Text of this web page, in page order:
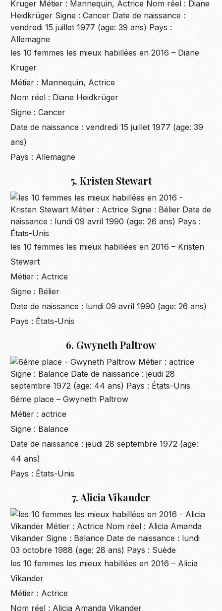
les 10 femmes les mieux habillées en 2016 – Diane
Kruger
Métier : Mannequin, Actrice
Nom réel : Diane Heidkrüger
Signe : Cancer
Date de naissance : vendredi 15 juillet 1977 (age: 39
ans)
Pays : Allemagne
5. Kristen Stewart
les 10 femmes les mieux habillées en 2016 – Kristen
Stewart
Métier : Actrice
Signe : Bélier
Date de naissance : lundi 09 avril 1990 (age: 26 ans)
Pays : États-Unis
6. Gwyneth Paltrow
6éme place – Gwyneth Paltrow
Métier : actrice
Signe : Balance
Date de naissance : jeudi 28 septembre 1972 (age:
44 ans)
Pays : États-Unis
7. Alicia Vikander
les 10 femmes les mieux habillées en 2016 – Alicia
Vikander
Métier : Actrice
Nom réel : Alicia Amanda Vikander